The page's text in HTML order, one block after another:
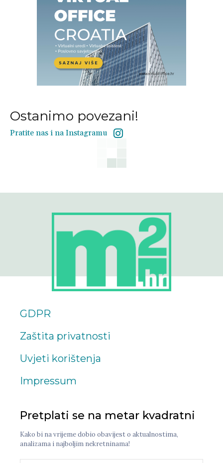
Ostanimo povezani!
Pratite nas i na Instagramu
GDPR
Zaštita privatnosti
Uvjeti korištenja
Impressum
Pretplati se na metar kvadratni
Kako bi na vrijeme dobio obavijest o aktualnostima,
analizama i najboljim nekretninama!